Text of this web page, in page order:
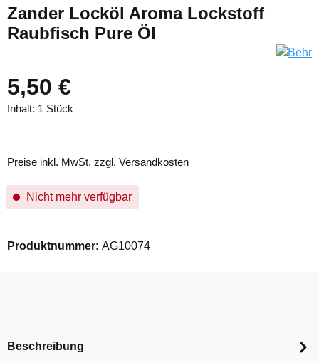
Zander Locköl Aroma Lockstoff
Raubfisch Pure Öl
5,50 €
Inhalt: 1 Stück
Preise inkl. MwSt. zzgl. Versandkosten
Nicht mehr verfügbar
Produktnummer: AG10074
Beschreibung